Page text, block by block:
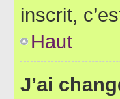
inscrit,
Haut
J’ai